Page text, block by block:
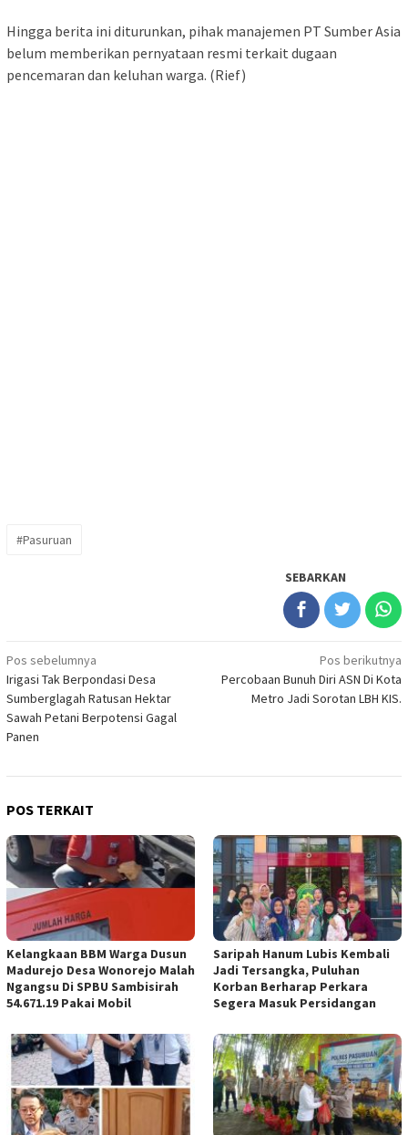
Hingga berita ini diturunkan, pihak manajemen PT Sumber Asia
belum memberikan pernyataan resmi terkait dugaan
pencemaran dan keluhan warga. (Rief)
#Pasuruan
SEBARKAN
Navigasi
pos
Pos sebelumnya
Irigasi Tak Berpondasi Desa
Sumberglagah Ratusan Hektar
Sawah Petani Berpotensi Gagal
Panen
Pos berikutnya
Percobaan Bunuh Diri ASN Di Kota
Metro Jadi Sorotan LBH KIS.
POS TERKAIT
Kelangkaan BBM Warga Dusun
Madurejo Desa Wonorejo Malah
Ngangsu Di SPBU Sambisirah
54.671.19 Pakai Mobil
Saripah Hanum Lubis Kembali
Jadi Tersangka, Puluhan
Korban Berharap Perkara
Segera Masuk Persidangan